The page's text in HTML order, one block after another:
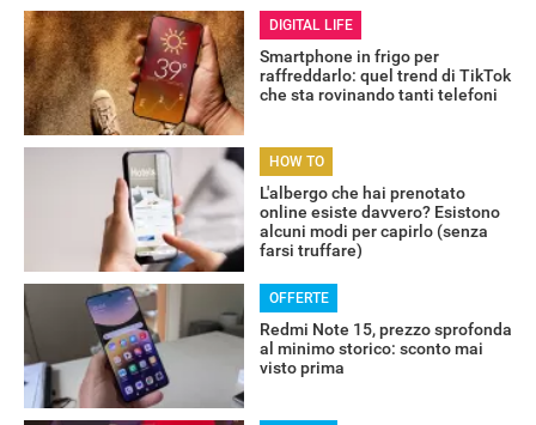
RECENSIONI
DIGITAL LIFE
Smartphone in frigo per
raffreddarlo: quel trend di TikTok
che sta rovinando tanti telefoni
HOW TO
L'albergo che hai prenotato
online esiste davvero? Esistono
alcuni modi per capirlo (senza
farsi truffare)
OFFERTE
Redmi Note 15, prezzo sprofonda
al minimo storico: sconto mai
visto prima